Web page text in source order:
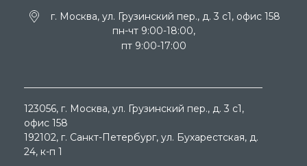
г. Москва, ул. Грузинский пер., д. 3 c1, офис 158
пн-чт 9:00-18:00,
пт 9:00-17:00
123056, г. Москва, ул. Грузинский пер., д. 3 c1,
офис 158
192102, г. Санкт-Петербург, ул. Бухарестская, д.
24, к-п 1